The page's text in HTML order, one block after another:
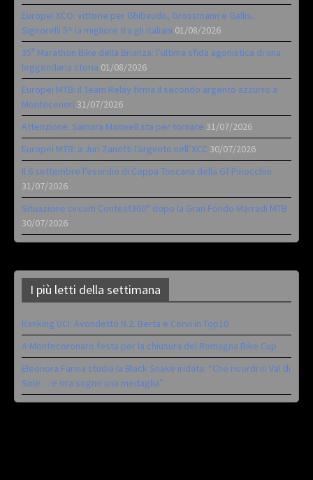
Europei XCO: vittorie per Ghibaudo, Grossmann e Gallis.
Signorelli 5^ la migliore tra gli italiani 01/08/2026
35ª Marathon Bike della Brianza: l’ultima sfida agonistica di una
leggendaria storia 01/08/2026
Europei MTB: il Team Relay firma il secondo argento azzurro a
Monteceneri 31/07/2026
Attenzione: Samara Maxwell sta per tornare 31/07/2026
Europei MTB: a Juri Zanotti l’argento nell’XCC 30/07/2026
Il 6 settembre l’esordio di Coppa Toscana della Gf Pinocchio
31/07/2026
Situazione circuiti Contest360° dopo la Gran Fondo Marradi MTB
30/07/2026
I più letti della settimana
Ranking UCI: Avondetto N.2. Berta e Corvi in Top10
A Montecoronaro festa per la chiusura del Romagna Bike Cup
Eleonora Farina studia la Black Snake iridata: “Che ricordi in Val di
Sole… e ora sogno una medaglia”